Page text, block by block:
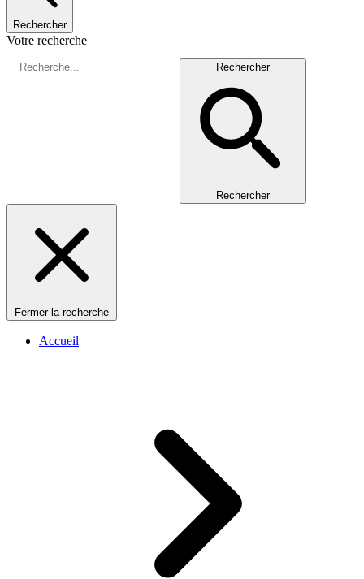
Rechercher
Votre recherche
Rechercher
Rechercher
Fermer la recherche
Accueil